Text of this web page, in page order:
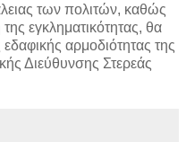
των πολιτών, καθώς
εγκληματικότητας, θα
αρμοδιότητας της
Διεύθυνσης Στερεάς